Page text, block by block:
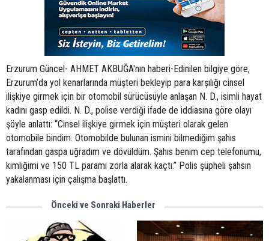
Erzurum Güncel- AHMET AKBUĞA'nın haberi-Edinilen bilgiye göre,
Erzurum’da yol kenarlarında müşteri bekleyip para karşılığı cinsel
ilişkiye girmek için bir otomobil sürücüsüyle anlaşan N. D., isimli hayat
kadını gasp edildi. N. D., polise verdiği ifade de iddiasına göre olayı
şöyle anlattı: “Cinsel ilişkiye girmek için müşteri olarak gelen
otomobile bindim. Otomobilde bulunan ismini bilmediğim şahıs
tarafından gaspa uğradım ve dövüldüm. Şahıs benim cep telefonumu,
kimliğimi ve 150 TL paramı zorla alarak kaçtı.” Polis şüpheli şahsın
yakalanması için çalışma başlattı.
Önceki ve Sonraki Haberler